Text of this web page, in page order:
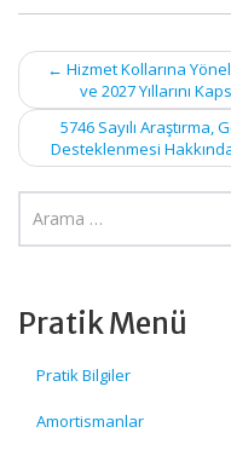
Post
← Hizmet Kollarına
ve 2027 Yıllarını
5746 Sayılı
Desteklenmesi
Pratik Menü
Pratik Bilgiler
Amortismanlar